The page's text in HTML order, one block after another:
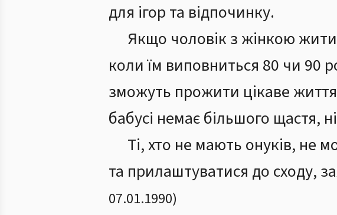
для ігор та відпочинку.
Якщо чоловік з жінкою
коли їм виповниться 80 чи 90
зможуть прожити цікаве
бабусі немає більшого щастя,
Ті, хто не мають онуків, не
та прилаштуватися до сходу,
07.01.1990)